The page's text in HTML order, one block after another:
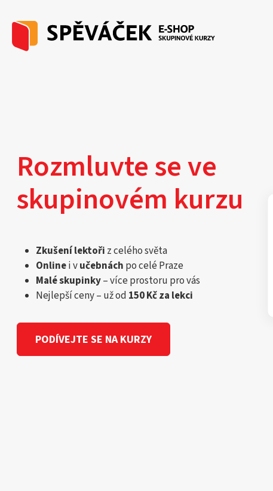
Rozmluvte se ve
skupinovém kurzu
Zkušení lektoři z celého světa
Onlinei vučebnách po celé Praze
Malé skupinky– více prostoru pro vás
Nejlepší ceny – už od 150 Kč za lekci
PODÍVEJTE SE NA KURZY